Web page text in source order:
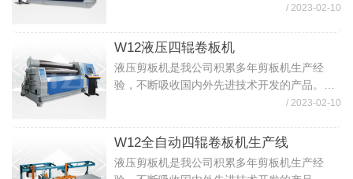
机的液压系统和电气系统设计先进、简洁实
集装箱制造、开关电器及轻工等行业, 可用于
/ 2023-02-10
W12液压四辊卷板机
液压剪板机是我公司积累多年剪板机生产经
验，不断吸收国内外先进技术开发的产品。该
机的液压系统和电气系统设计先进、简洁实
集装箱制造、开关电器及轻工等行业, 可用于
/ 2023-02-10
W12全自动四辊卷板机生产线
液压剪板机是我公司积累多年剪板机生产经